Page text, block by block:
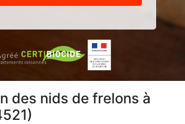
des nids de frelons à